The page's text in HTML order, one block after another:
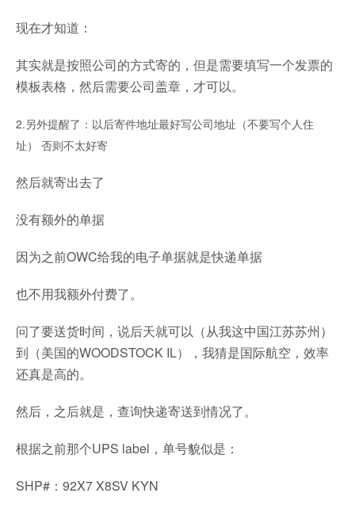
现在才知道：
其实就是按照公司的方式寄的，但是需要填写一个发票的
模板表格，然后需要公司盖章，才可以。
2.另外提醒了：以后寄件地址最好写公司地址（不要写个人住
址）
否则不太好寄
然后就寄出去了
没有额外的单据
因为之前OWC给我的电子单据就是快递单据
也不用我额外付费了。
问了要送货时间，说后天就可以（从我这中国江苏苏州）
到（美国的WOODSTOCK IL），我猜是国际航空，效率
还真是高的。
然后，之后就是，查询快递寄送到情况了。
根据之前那个UPS label，单号貌似是：
SHP#：92X7 X8SV KYN